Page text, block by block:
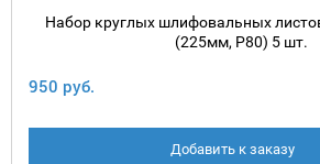
Набор круглых шлифовальных
(225мм, P80) 5 шт.
950 руб.
Добавить к заказу